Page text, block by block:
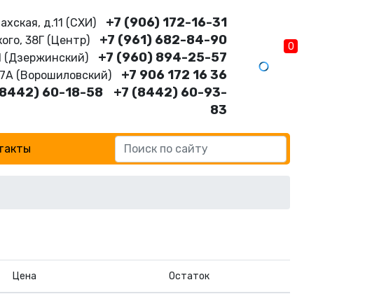
д.11 (CХИ) +7 (906) 172-16-31
38Г (Центр) +7 (961) 682-84-90
(Дзержинский) +7 (960) 894-25-57
(Ворошиловский) +7 906 172 16 36
60-18-58
+7 (8442) 60-93-
83
0
Цена Остаток